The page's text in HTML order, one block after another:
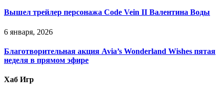
Вышел трейлер персонажа Code Vein II Валентина Воды
6 января, 2026
Благотворительная акция Avia’s Wonderland Wishes пятая
неделя в прямом эфире
Хаб Игр